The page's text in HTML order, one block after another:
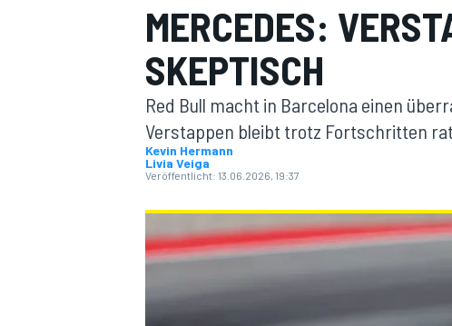
MOTOGP
MERCEDES:
SKEPTISCH
Red Bull macht in Barcelona einen
Verstappen bleibt trotz Fortschritten
Kevin Hermann
Livia Veiga
Veröffentlicht: 13.06.2026, 19:37